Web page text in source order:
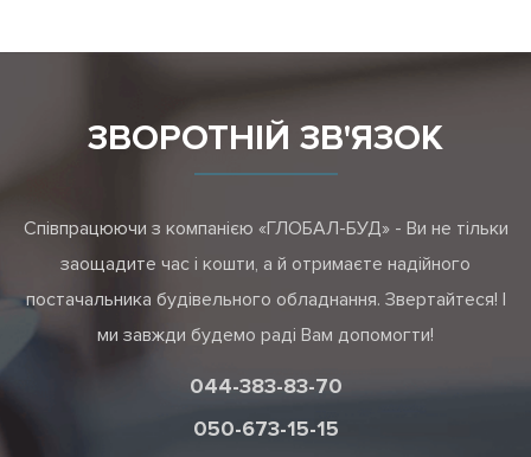
ЗВОРОТНІЙ ЗВ'ЯЗОК
Співпрацюючи з компанією «ГЛОБАЛ-БУД» - Ви не тільки
заощадите час і кошти, а й отримаєте надійного
постачальника будівельного обладнання. Звертайтеся! І
ми завжди будемо раді Вам допомогти!
044-383-83-70
050-673-15-15